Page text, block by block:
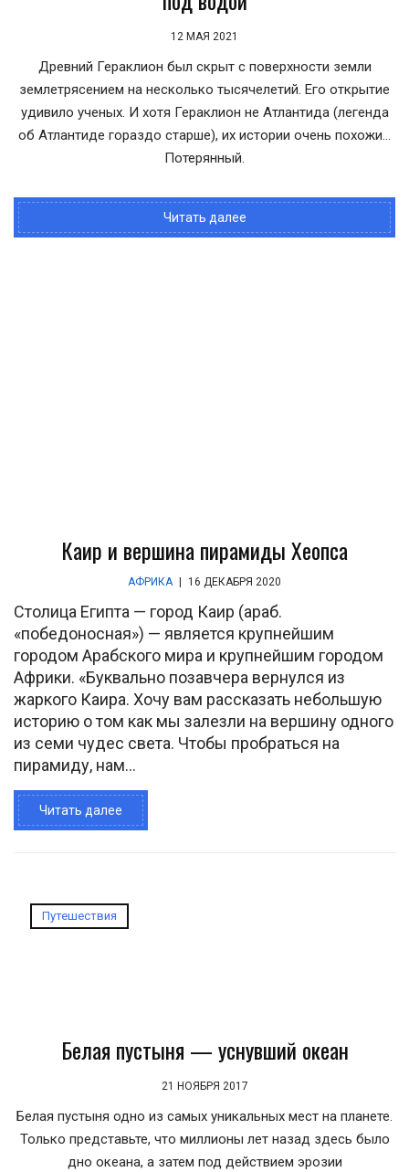
12 МАЯ 2021
Древний Гераклион был скрыт с поверхности земли
землетрясением на несколько тысячелетий. Его открытие
удивило ученых. И хотя Гераклион не Атлантида (легенда
об Атлантиде гораздо старше), их истории очень похожи...
Потерянный.
Читать далее
Каир и вершина пирамиды Хеопса
АФРИКА | 16 ДЕКАБРЯ 2020
Столица Египта — город Каир (араб.
«победоносная») — является крупнейшим
городом Арабского мира и крупнейшим городом
Африки. «Буквально позавчера вернулся из
жаркого Каира. Хочу вам рассказать небольшую
историю о том как мы залезли на вершину одного
из семи чудес света. Чтобы пробраться на
пирамиду, нам...
Читать далее
Путешествия
Белая пустыня — уснувший океан
21 НОЯБРЯ 2017
Белая пустыня одно из самых уникальных мест на планете.
Только представьте, что миллионы лет назад здесь было
дно океана, а затем под действием эрозии